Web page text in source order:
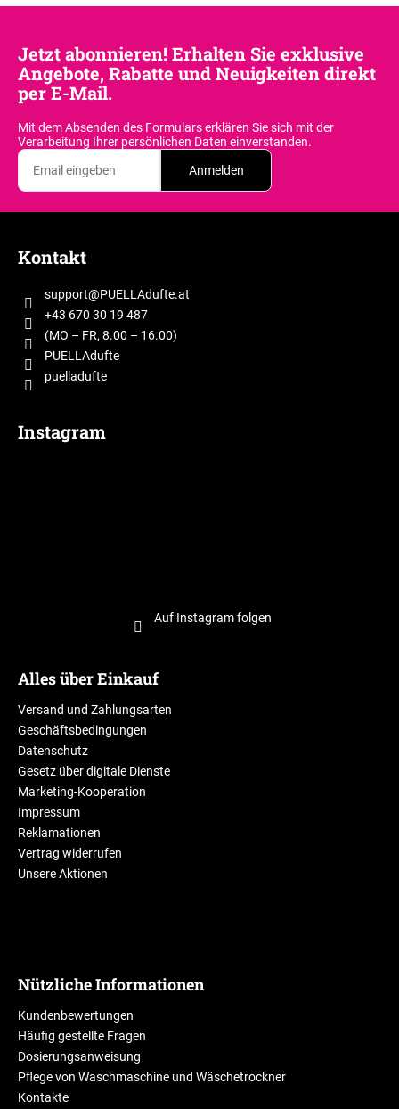
Jetzt abonnieren! Erhalten Sie exklusive
Angebote, Rabatte und Neuigkeiten direkt
per E-Mail.
Mit dem Absenden des Formulars erklären Sie sich mit der
Verarbeitung Ihrer persönlichen Daten einverstanden.
Anmelden
Kontakt
support@PUELLAdufte.at
+43 670 30 19 487
(MO – FR, 8.00 – 16.00)
PUELLAdufte
puelladufte
Instagram
Auf Instagram folgen
Alles über Einkauf
Versand und Zahlungsarten
Geschäftsbedingungen
Datenschutz
Gesetz über digitale Dienste
Marketing-Kooperation
Impressum
Reklamationen
Vertrag widerrufen
Unsere Aktionen
Nützliche Informationen
Kundenbewertungen
Häufig gestellte Fragen
Dosierungsanweisung
Pflege von Waschmaschine und Wäschetrockner
Kontakte